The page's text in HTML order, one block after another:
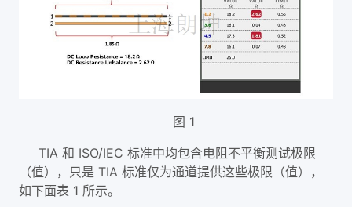
图 1
TIA 和 ISO/IEC 标准中均包含电阻不平衡测试极限
（值），只是 TIA 标准仅为通道提供这些极限（值），
如下面表 1 所示。